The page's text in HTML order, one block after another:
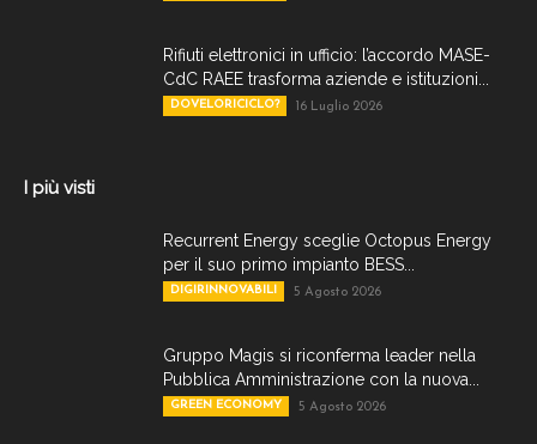
Rifiuti elettronici in ufficio: l’accordo MASE-
CdC RAEE trasforma aziende e istituzioni...
DOVELORICICLO? 16 Luglio 2026
I più visti
Recurrent Energy sceglie Octopus Energy
per il suo primo impianto BESS...
DIGIRINNOVABILI 5 Agosto 2026
Gruppo Magis si riconferma leader nella
Pubblica Amministrazione con la nuova...
GREEN ECONOMY 5 Agosto 2026